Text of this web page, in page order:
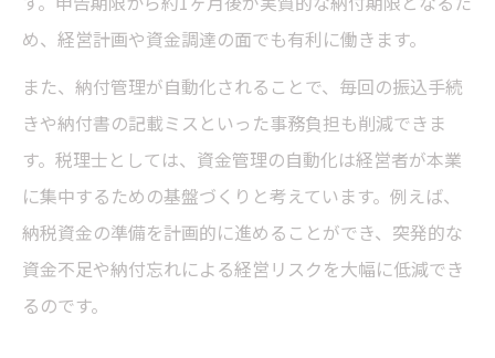
め、経営計画や資金調達の面でも有利に働きます。
また、納付管理が自動化されることで、毎回の振込手続
きや納付書の記載ミスといった事務負担も削減できま
す。税理士としては、資金管理の自動化は経営者が本業
に集中するための基盤づくりと考えています。例えば、
納税資金の準備を計画的に進めることができ、突発的な
資金不足や納付忘れによる経営リスクを大幅に低減でき
るのです。